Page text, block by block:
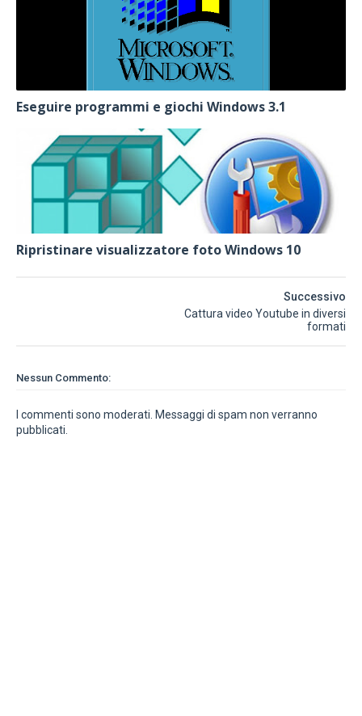
Eseguire programmi e giochi Windows 3.1
Ripristinare visualizzatore foto Windows 10
Successivo
Cattura video Youtube in diversi
formati
Nessun Commento:
I commenti sono moderati. Messaggi di spam non verranno
pubblicati.